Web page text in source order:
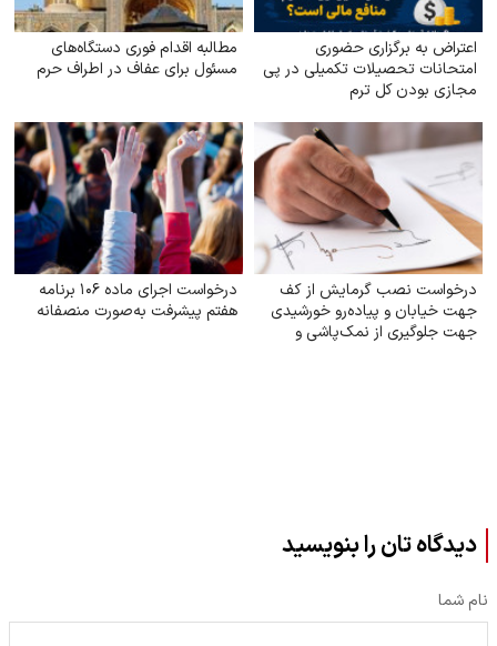
اعتراض به برگزاری حضوری
امتحانات تحصیلات تکمیلی در پی
مجازی بودن کل ترم
مطالبه اقدام فوری دستگاه‌های
مسئول برای عفاف در اطراف حرم
درخواست نصب گرمایش از کف
جهت خیابان و پیاده‌رو خورشیدی
جهت جلوگیری از نمک‌پاشی و
درخواست اجرای ماده ۱۰۶ برنامه
هفتم پیشرفت به‌صورت منصفانه
دیدگاه تان را بنویسید
نام شما